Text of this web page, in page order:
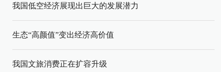
我国低空经济展现出巨大的发展潜力
生态“高颜值”变出经济高价值
我国文旅消费正在扩容升级